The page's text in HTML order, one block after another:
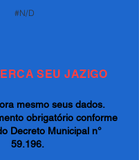
#N/D
SEU JAZIGO
mesmo seus dados.
obrigatório conforme
Decreto Municipal n°
59.196.